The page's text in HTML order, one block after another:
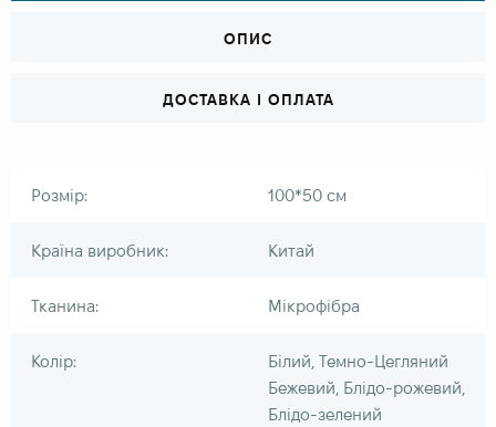
ОПИС
ДОСТАВКА І ОПЛАТА
Розмір: 100*50 см
Країна виробник: Китай
Тканина: Мікрофібра
Колір:
Білий, Темно-Цегляний
Бежевий, Блідо-рожевий,
Блідо-зелений